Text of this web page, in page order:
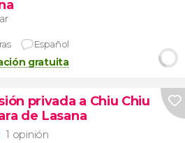
Español
gratuita
privada a Chiu Chiu
de Lasana
1 opinión